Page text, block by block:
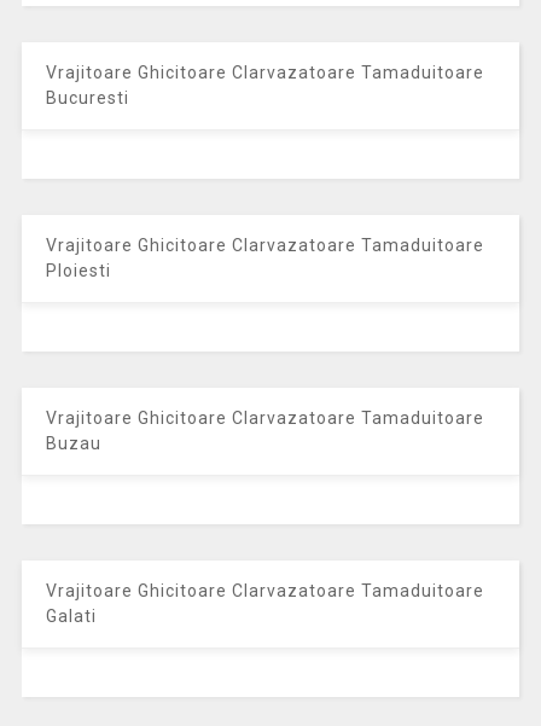
Vrajitoare Ghicitoare Clarvazatoare Tamaduitoare
Bucuresti
Vrajitoare Ghicitoare Clarvazatoare Tamaduitoare
Ploiesti
Vrajitoare Ghicitoare Clarvazatoare Tamaduitoare
Buzau
Vrajitoare Ghicitoare Clarvazatoare Tamaduitoare
Galati